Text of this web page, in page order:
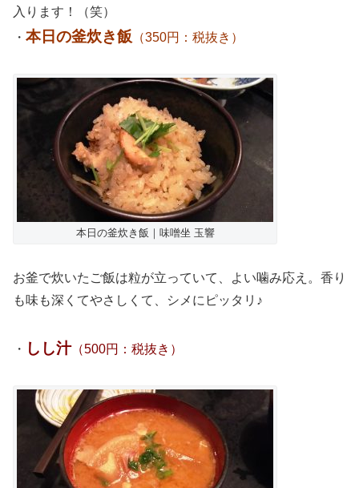
入ります！（笑）
・ 本日の釜炊き飯 （350円：税抜き）
本日の釜炊き飯｜味噌坐 玉響
お釜で炊いたご飯は粒が立っていて、よい噛み応え。香り
も味も深くてやさしくて、シメにピッタリ♪
・ しし汁（500円：税抜き）